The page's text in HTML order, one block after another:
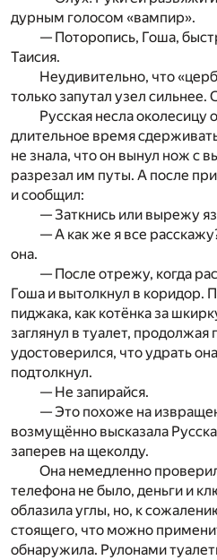
дурным голосом «вампир».
— Поторопись, Гоша,
Таисия.
Неудивительно, что
только запутал узел сильнее.
Русская несла околесицу
длительное время
не знала, что он вынул нож с
разрезал им путы. А после
и сообщил:
— Заткнись или вырежу
— А как же я все
она.
— После отрежу, когда
Гоша и вытолкнул в коридор.
пиджака, как котёнка за
заглянул в туалет,
удостоверился, что удрать
подтолкнул.
— Не запирайся.
— Это похоже на
возмущённо высказала
заперев на щеколду.
Она немедленно
телефона не было, деньги и
облазила углы, но, к
стоящего, что можно
обнаружила. Рулонами